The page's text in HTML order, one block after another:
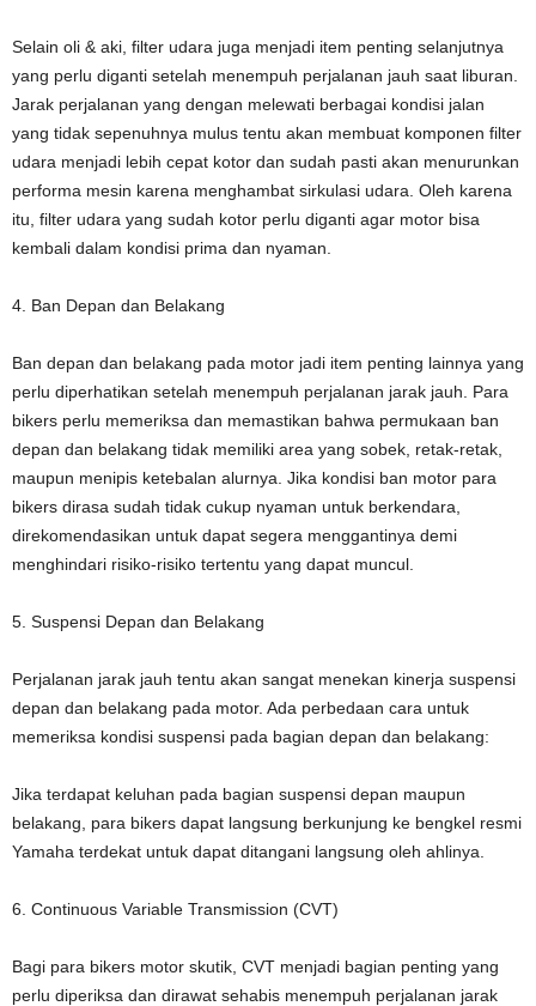
Selain oli & aki, filter udara juga menjadi item penting selanjutnya
yang perlu diganti setelah menempuh perjalanan jauh saat liburan.
Jarak perjalanan yang dengan melewati berbagai kondisi jalan
yang tidak sepenuhnya mulus tentu akan membuat komponen filter
udara menjadi lebih cepat kotor dan sudah pasti akan menurunkan
performa mesin karena menghambat sirkulasi udara. Oleh karena
itu, filter udara yang sudah kotor perlu diganti agar motor bisa
kembali dalam kondisi prima dan nyaman.
4. Ban Depan dan Belakang
Ban depan dan belakang pada motor jadi item penting lainnya yang
perlu diperhatikan setelah menempuh perjalanan jarak jauh. Para
bikers perlu memeriksa dan memastikan bahwa permukaan ban
depan dan belakang tidak memiliki area yang sobek, retak-retak,
maupun menipis ketebalan alurnya. Jika kondisi ban motor para
bikers dirasa sudah tidak cukup nyaman untuk berkendara,
direkomendasikan untuk dapat segera menggantinya demi
menghindari risiko-risiko tertentu yang dapat muncul.
5. Suspensi Depan dan Belakang
Perjalanan jarak jauh tentu akan sangat menekan kinerja suspensi
depan dan belakang pada motor. Ada perbedaan cara untuk
memeriksa kondisi suspensi pada bagian depan dan belakang:
Jika terdapat keluhan pada bagian suspensi depan maupun
belakang, para bikers dapat langsung berkunjung ke bengkel resmi
Yamaha terdekat untuk dapat ditangani langsung oleh ahlinya.
6. Continuous Variable Transmission (CVT)
Bagi para bikers motor skutik, CVT menjadi bagian penting yang
perlu diperiksa dan dirawat sehabis menempuh perjalanan jarak